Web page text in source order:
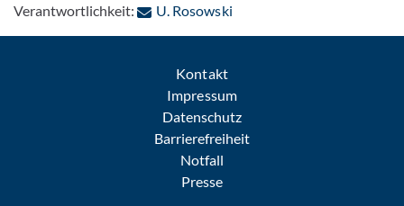
Verantwortlichkeit: U. Rosowski: Per E-Mail kontaktieren
Kontakt
Impressum
Datenschutz
Barrierefreiheit
Notfall
Presse